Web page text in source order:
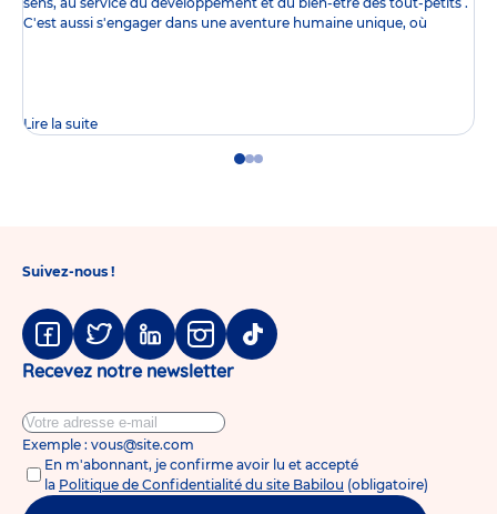
C'est aussi s'engager dans une aventure humaine unique, où
Lire la suite
GoGoGo
Suivez-nous !
Facebook
TwitterLinkedinInstagram
Tiktok
Recevez notre newsletter
Exemple : vous@site.com
En m'abonnant, je confirme avoir lu et accepté
la Politique de Confidentialité du site Babilou (obligatoire)